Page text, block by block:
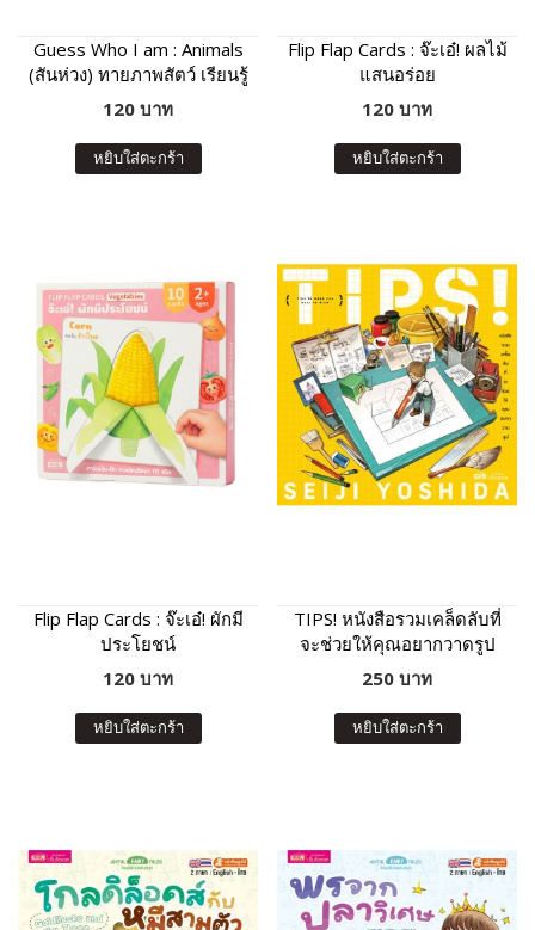
Guess Who I am : Animals
(สันห่วง) ทายภาพสัตว์ เรียนรู้
คำศัพท์และเสียงร้องของสัตว์
120 บาท
หยิบใส่ตะกร้า
Flip Flap Cards : จ๊ะเอ๋! ผลไม้
แสนอร่อย
120 บาท
หยิบใส่ตะกร้า
Flip Flap Cards : จ๊ะเอ๋! ผักมี
ประโยชน์
120 บาท
หยิบใส่ตะกร้า
TIPS! หนังสือรวมเคล็ดลับที่
จะช่วยให้คุณอยากวาดรูป
250 บาท
หยิบใส่ตะกร้า